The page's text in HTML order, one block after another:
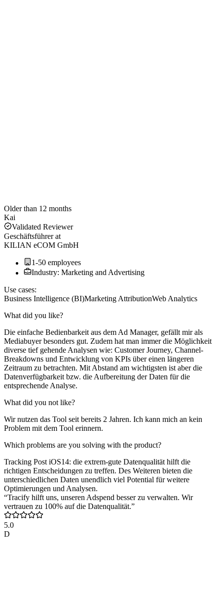
Older than 12 months
Kai
Validated Reviewer
Geschäftsführerat
KILIAN eCOM GmbH
1-50 employees
Industry: Marketing and Advertising
Use cases:
Business Intelligence (BI)Marketing AttributionWeb Analytics
What did you like?
Die einfache Bedienbarkeit aus dem Ad Manager, gefällt mir als
Mediabuyer besonders gut. Zudem hat man immer die Möglichkeit
diverse tief gehende Analysen wie: Customer Journey, Channel-
Breakdowns und Entwicklung von KPIs über einen längeren
Zeitraum zu betrachten. Mit Abstand am wichtigsten ist aber die
Datenverfügbarkeit bzw. die Aufbereitung der Daten für die
entsprechende Analyse.
What did you not like?
Wir nutzen das Tool seit bereits 2 Jahren. Ich kann mich an kein
Problem mit dem Tool erinnern.
Which problems are you solving with the product?
Tracking Post iOS14: die extrem-gute Datenqualität hilft die
richtigen Entscheidungen zu treffen. Des Weiteren bieten die
unterschiedlichen Daten unendlich viel Potential für weitere
Optimierungen und Analysen.
“Tracify hilft uns, unseren Adspend besser zu verwalten. Wir
vertrauen zu 100% auf die Datenqualität.”
5.0
D